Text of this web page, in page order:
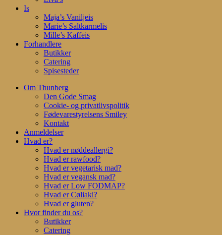
Is
Maja’s Vaniljeis
Marie’s Saltkarmelis
Mille’s Kaffeis
Forhandlere
Butikker
Catering
Spisesteder
Om Thunberg
Den Gode Smag
Cookie- og privatlivspolitik
Fødevarestyrelsens Smiley
Kontakt
Anmeldelser
Hvad er?
Hvad er nøddeallergi?
Hvad er rawfood?
Hvad er vegetarisk mad?
Hvad er vegansk mad?
Hvad er Low FODMAP?
Hvad er Cøliaki?
Hvad er gluten?
Hvor finder du os?
Butikker
Catering